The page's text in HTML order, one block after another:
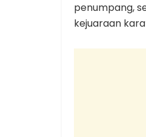
penumpang,
kejuaraan